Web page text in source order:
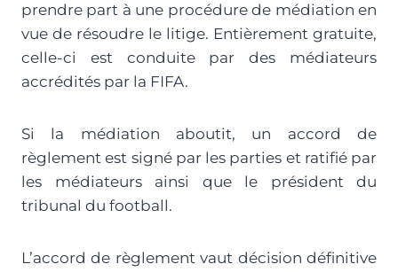
prendre part à une procédure de médiation en
vue de résoudre le litige. Entièrement gratuite,
celle-ci est conduite par des médiateurs
accrédités par la FIFA.
Si la médiation aboutit, un accord de
règlement est signé par les parties et ratifié par
les médiateurs ainsi que le président du
tribunal du football.
L’accord de règlement vaut décision définitive